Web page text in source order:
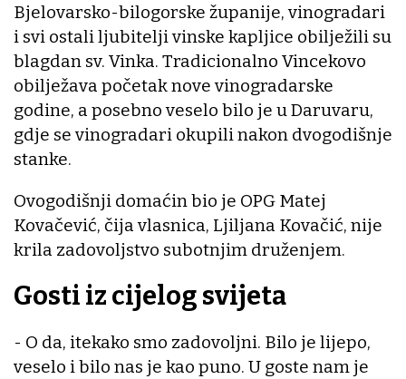
Bjelovarsko-bilogorske županije, vinogradari
i svi ostali ljubitelji vinske kapljice obilježili su
blagdan sv. Vinka. Tradicionalno Vincekovo
obilježava početak nove vinogradarske
godine, a posebno veselo bilo je u Daruvaru,
gdje se vinogradari okupili nakon dvogodišnje
stanke.
Ovogodišnji domaćin bio je OPG Matej
Kovačević, čija vlasnica, Ljiljana Kovačić, nije
krila zadovoljstvo subotnjim druženjem.
Gosti iz cijelog svijeta
- O da, itekako smo zadovoljni. Bilo je lijepo,
veselo i bilo nas je kao puno. U goste nam je